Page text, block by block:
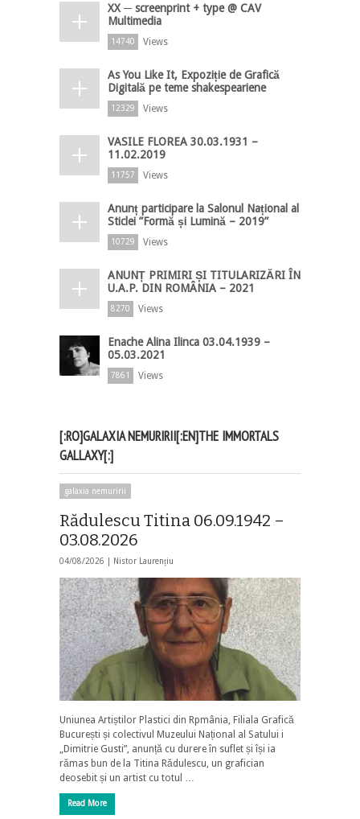
XX ─ screenprint + type @ CAV
Multimedia
14740 Views
As You Like It, Expoziție de Grafică
Digitală pe teme shakespeariene
12329 Views
VASILE FLOREA 30.03.1931 –
11.02.2019
11757 Views
Anunț participare la Salonul Național al
Sticlei ”Formă și Lumină – 2019”
10729 Views
ANUNȚ PRIMIRI ȘI TITULARIZĂRI ÎN
U.A.P. DIN ROMÂNIA – 2021
8270 Views
Enache Alina Ilinca 03.04.1939 –
05.03.2021
7861 Views
[:RO]GALAXIA NEMURIRII[:EN]THE IMMORTALS
GALLAXY[:]
galaxia nemuririi
Rădulescu Titina 06.09.1942 –
03.08.2026
04/08/2026 | Nistor Laurențiu
Uniunea Artiștilor Plastici din Rpmânia, Filiala Grafică
București și colectivul Muzeului Național al Satului i
„Dimitrie Gusti”, anunță cu durere în suflet și își ia
rămas bun de la Titina Rădulescu, un grafician
deosebit și un artist cu totul …
Read More